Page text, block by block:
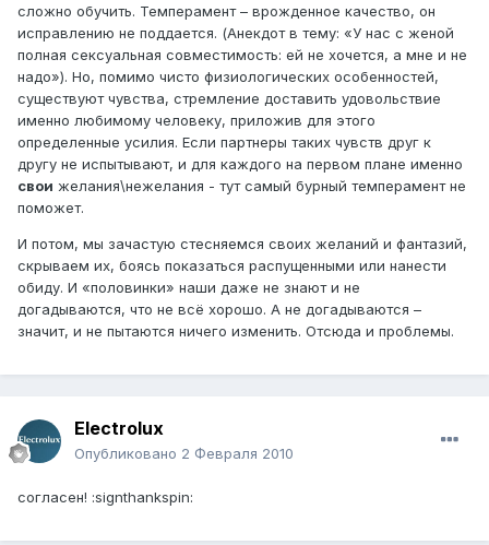
сложно обучить. Темперамент – врожденное качество, он
исправлению не поддается. (Анекдот в тему: «У нас с женой
полная сексуальная совместимость: ей не хочется, а мне и не
надо»). Но, помимо чисто физиологических особенностей,
существуют чувства, стремление доставить удовольствие
именно любимому человеку, приложив для этого
определенные усилия. Если партнеры таких чувств друг к
другу не испытывают, и для каждого на первом плане именно
свои желания\нежелания - тут самый бурный темперамент не
поможет.
И потом, мы зачастую стесняемся своих желаний и фантазий,
скрываем их, боясь показаться распущенными или нанести
обиду. И «половинки» наши даже не знают и не
догадываются, что не всё хорошо. А не догадываются –
значит, и не пытаются ничего изменить. Отсюда и проблемы.
Electrolux
Опубликовано 2 Февраля 2010
согласен! :signthankspin: